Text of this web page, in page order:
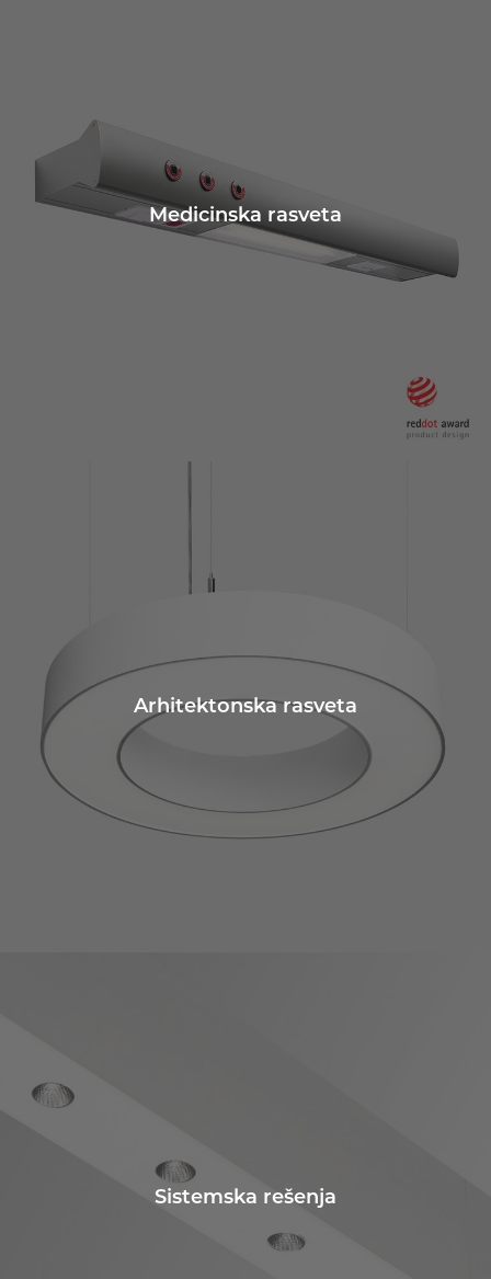
Medicinska rasveta
Arhitektonska rasveta
Sistemska rešenja